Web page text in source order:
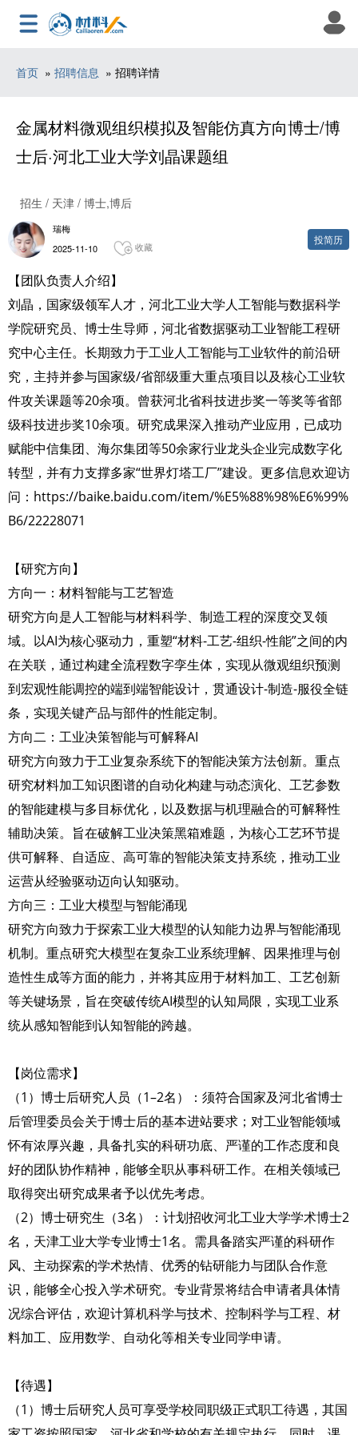
首页 » 招聘信息 » 招聘详情
金属材料微观组织模拟及智能仿真方向博士/博
士后·河北工业大学刘晶课题组
招生 / 天津 / 博士,博后
瑞梅
投简历
2025-11-10 收藏
【团队负责人介绍】
刘晶，国家级领军人才，河北工业大学人工智能与数据科学
学院研究员、博士生导师，河北省数据驱动工业智能工程研
究中心主任。长期致力于工业人工智能与工业软件的前沿研
究，主持并参与国家级/省部级重大重点项目以及核心工业软
件攻关课题等20余项。曾获河北省科技进步奖一等奖等省部
级科技进步奖10余项。研究成果深入推动产业应用，已成功
赋能中信集团、海尔集团等50余家行业龙头企业完成数字化
转型，并有力支撑多家“世界灯塔工厂”建设。更多信息欢迎访
问：https://baike.baidu.com/item/%E5%88%98%E6%99%
B6/22228071
【研究方向】
方向一：材料智能与工艺智造
研究方向是人工智能与材料科学、制造工程的深度交叉领
域。以AI为核心驱动力，重塑“材料-工艺-组织-性能”之间的内
在关联，通过构建全流程数字孪生体，实现从微观组织预测
到宏观性能调控的端到端智能设计，贯通设计-制造-服役全链
条，实现关键产品与部件的性能定制。
方向二：工业决策智能与可解释AI
研究方向致力于工业复杂系统下的智能决策方法创新。重点
研究材料加工知识图谱的自动化构建与动态演化、工艺参数
的智能建模与多目标优化，以及数据与机理融合的可解释性
辅助决策。旨在破解工业决策黑箱难题，为核心工艺环节提
供可解释、自适应、高可靠的智能决策支持系统，推动工业
运营从经验驱动迈向认知驱动。
方向三：工业大模型与智能涌现
研究方向致力于探索工业大模型的认知能力边界与智能涌现
机制。重点研究大模型在复杂工业系统理解、因果推理与创
造性生成等方面的能力，并将其应用于材料加工、工艺创新
等关键场景，旨在突破传统AI模型的认知局限，实现工业系
统从感知智能到认知智能的跨越。
【岗位需求】
（1）博士后研究人员（1–2名）：须符合国家及河北省博士
后管理委员会关于博士后的基本进站要求；对工业智能领域
怀有浓厚兴趣，具备扎实的科研功底、严谨的工作态度和良
好的团队协作精神，能够全职从事科研工作。在相关领域已
取得突出研究成果者予以优先考虑。
（2）博士研究生（3名）：计划招收河北工业大学学术博士2
名，天津工业大学专业博士1名。需具备踏实严谨的科研作
风、主动探索的学术热情、优秀的钻研能力与团队合作意
识，能够全心投入学术研究。专业背景将结合申请者具体情
况综合评估，欢迎计算机科学与技术、控制科学与工程、材
料加工、应用数学、自动化等相关专业同学申请。
【待遇】
（1）博士后研究人员可享受学校同职级正式职工待遇，其国